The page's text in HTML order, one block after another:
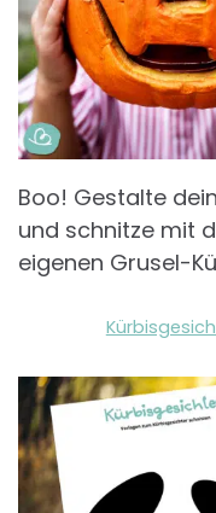
Boo! Gestalte
und schnitze mit
eigenen Grusel-